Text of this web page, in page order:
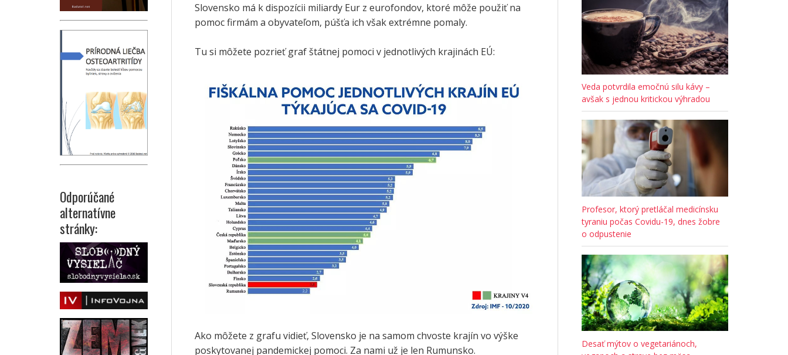
Slovensko má k dispozícii miliardy Eur z eurofondov, ktoré môže použiť na
pomoc firmám a obyvateľom, púšťa ich však extrémne pomaly.
Tu si môžete pozrieť graf štátnej pomoci v jednotlivých krajinách EÚ:
Ako môžete z grafu vidieť, Slovensko je na samom chvoste krajín vo výške
poskytovanej pandemickej pomoci. Za nami už je len Rumunsko.
Veda potvrdila emočnú silu kávy –
avšak s jednou kritickou výhradou
Profesor, ktorý pretláčal medicínsku
tyraniu počas Covidu-19, dnes žobre
o odpustenie
Desať mýtov o vegetariánoch,
Odporúčané
alternatívne
stránky: